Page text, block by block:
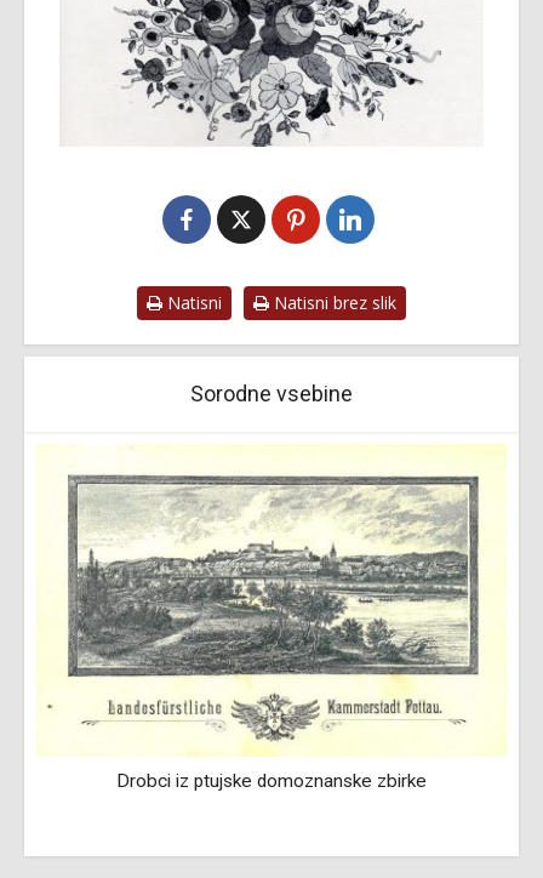
Natisni Natisni brez slik
Sorodne vsebine
Drobci iz ptujske domoznanske zbirke